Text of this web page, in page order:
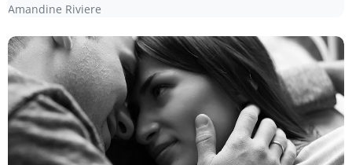
Amandine Riviere